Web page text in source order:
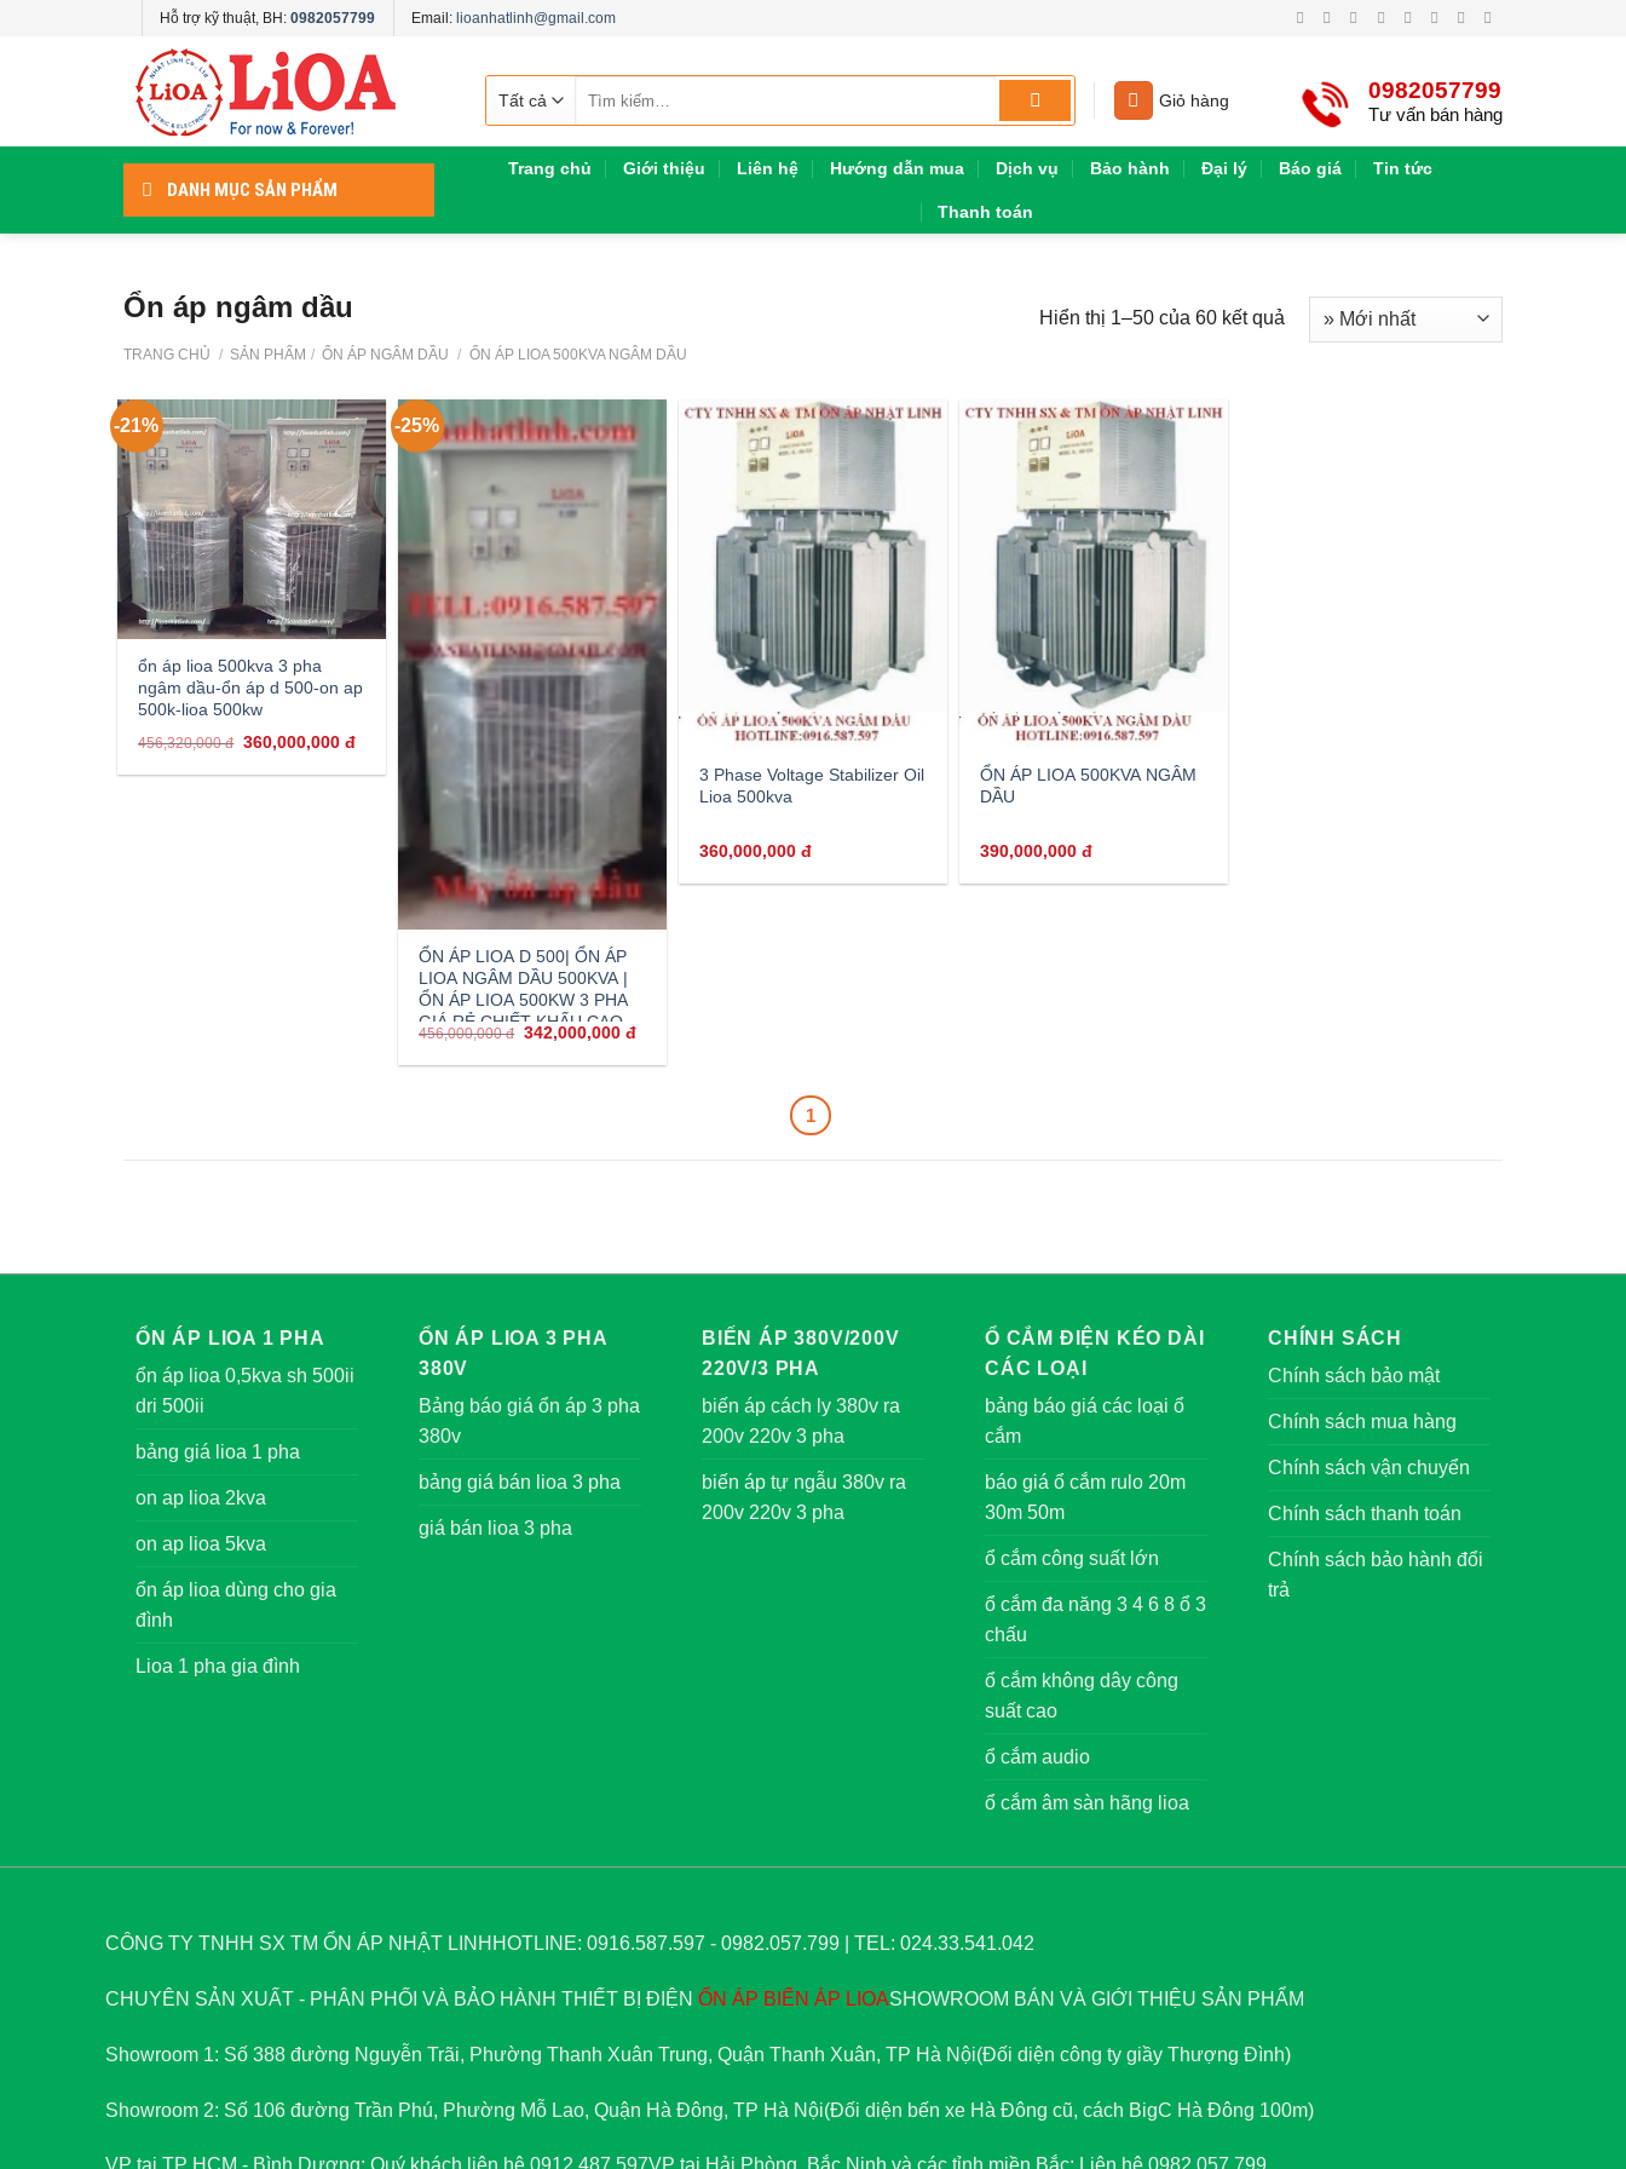
Hỗ trợ kỹ thuật, BH: 0982057799 Email: lioanhatlinh@gmail.com
kiếm:
Giỏ hàng 0982057799
Tư vấn bán hàng
DANH MỤC SẢN PHẨM
Trang chủ Giới thiệu Liên hệ Hướng dẫn mua Dịch vụ Bảo hành Đại lý Báo giá Tin tức
Thanh toán
Ổn áp ngâm dầu
TRANG CHỦ / SẢN PHẨM / ỔN ÁP NGÂM DẦU / ỔN ÁP LIOA 500KVA NGÂM DẦU
Hiển thị 1–50 của 60 kết quả
-21%
ổn áp lioa 500kva 3 pha
ngâm dầu-ổn áp d 500-on ap
500k-lioa 500kw
456,320,000đ 360,000,000 đ
-25%
ỔN ÁP LIOA D 500| ỔN ÁP
LIOA NGÂM DẦU 500KVA |
ỔN ÁP LIOA 500KW 3 PHA
GIÁ RẺ CHIẾT KHẤU CAO
20-30%
456,000,000đ 342,000,000 đ
3 Phase Voltage Stabilizer Oil
Lioa 500kva
360,000,000đ
ỔN ÁP LIOA 500KVA NGÂM
DẦU
390,000,000đ
1
ỔN ÁP LIOA 1 PHA
ổn áp lioa 0,5kva sh 500ii
dri 500ii
bảng giá lioa 1 pha
on ap lioa 2kva
on ap lioa 5kva
ổn áp lioa dùng cho gia
đình
Lioa 1 pha gia đình
ỔN ÁP LIOA 3 PHA
380V
Bảng báo giá ổn áp 3 pha
380v
bảng giá bán lioa 3 pha
giá bán lioa 3 pha
BIẾN ÁP 380V/200V
220V/3 PHA
biến áp cách ly 380v ra
200v 220v 3 pha
biến áp tự ngẫu 380v ra
200v 220v 3 pha
Ổ CẮM ĐIỆN KÉO DÀI
CÁC LOẠI
bảng báo giá các loại ổ
cắm
báo giá ổ cắm rulo 20m
30m 50m
ổ cắm công suất lớn
ổ cắm đa năng 3 4 6 8 ổ 3
chấu
ổ cắm không dây công
suất cao
ổ cắm audio
ổ cắm âm sàn hãng lioa
CHÍNH SÁCH
Chính sách bảo mật
Chính sách mua hàng
Chính sách vận chuyển
Chính sách thanh toán
Chính sách bảo hành đổi
trả
CÔNG TY TNHH SX TM ỔN ÁP NHẬT LINH HOTLINE: 0916.587.597 - 0982.057.799 | TEL: 024.33.541.042
CHUYÊN SẢN XUẤT - PHÂN PHỐI VÀ BẢO HÀNH THIẾT BỊ ĐIỆN ỔN ÁP BIẾN ÁP LIOASHOWROOM BÁN VÀ GIỚI THIỆU SẢN PHẨM
Showroom 1: Số 388 đường Nguyễn Trãi, Phường Thanh Xuân Trung, Quận Thanh Xuân, TP Hà Nội(Đối diện công ty giầy Thượng Đình)
Showroom 2: Số 106 đường Trần Phú, Phường Mỗ Lao, Quận Hà Đông, TP Hà Nội(Đối diện bến xe Hà Đông cũ, cách BigC Hà Đông 100m)